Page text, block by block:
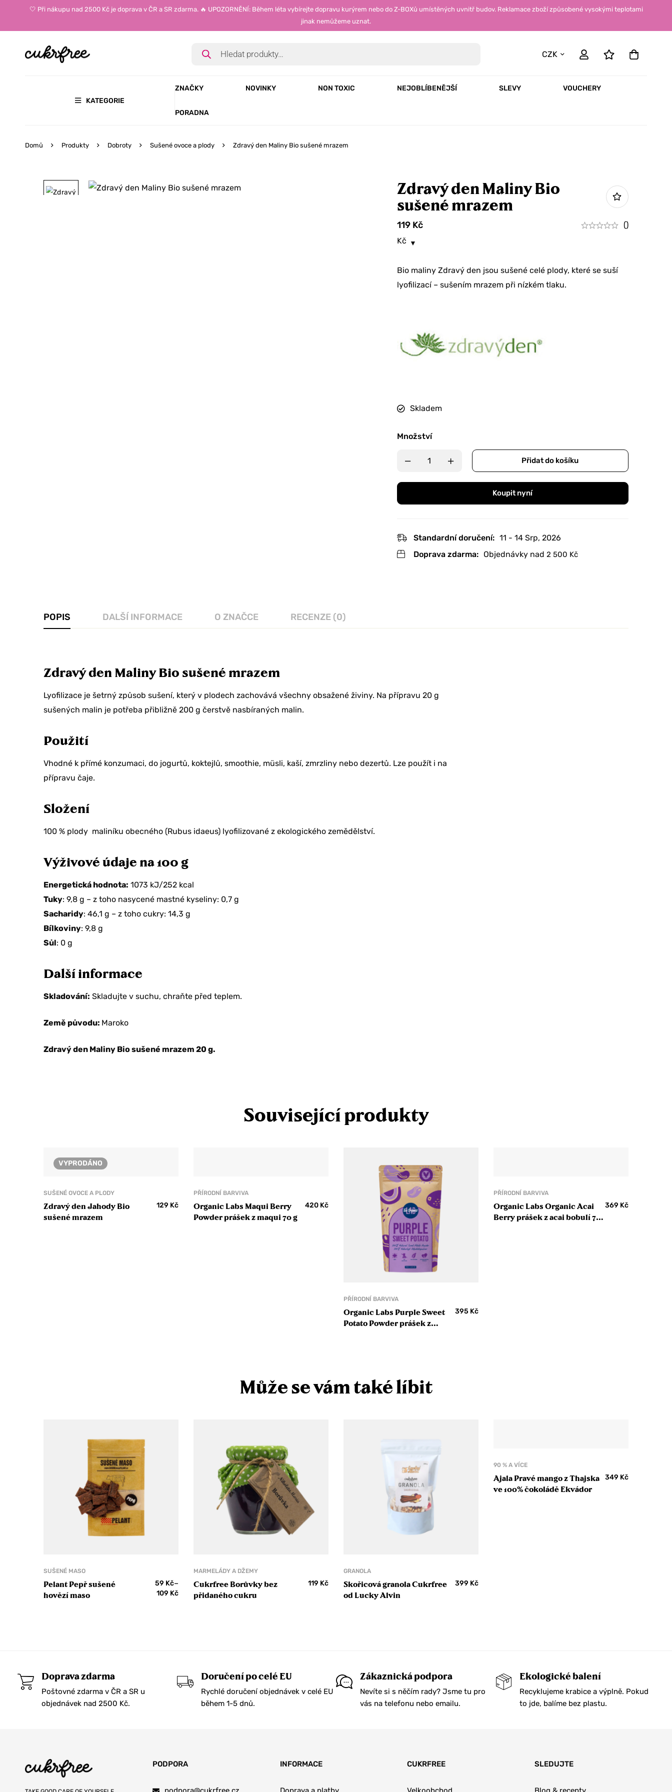
🤍 Při nákupu nad 2500 Kč je doprava v ČR a SR zdarma. 🔥 UPOZORNĚNÍ: Během léta vybírejte dopravu kurýrem nebo do Z-BOXů umístěných uvnitř budov. Reklamace zboží způsobené vysokými teplotami
jinak nemůžeme uznat.
CZK
KATEGORIE
ZNAČKY NOVINKY NON TOXIC NEJOBLÍBENĚJŠÍ SLEVY VOUCHERY
PORADNA
Domů Produkty Dobroty Sušené ovoce a plody Zdravý den Maliny Bio sušené mrazem
Zdravý den Maliny Bio
sušené mrazem
119 Kč
()
Kč
Bio maliny Zdravý den jsou sušené celé plody, které se suší
lyofilizací – sušením mrazem při nízkém tlaku.
Skladem
Množství
Přidat do košíku
Koupit nyní
Standardní doručení: 11 - 14 Srp, 2026
Doprava zdarma: Objednávky nad 2 500 Kč
POPIS DALŠÍ INFORMACE O ZNAČCE RECENZE (0)
Zdravý den Maliny Bio sušené mrazem
Lyofilizace je šetrný způsob sušení, který v plodech zachovává všechny obsažené živiny. Na přípravu 20 g
sušených malin je potřeba přibližně 200 g čerstvě nasbíraných malin.
Použití
Vhodné k přímé konzumaci, do jogurtů, koktejlů, smoothie, müsli, kaší, zmrzliny nebo dezertů. Lze použít i na
přípravu čaje.
Složení
100 % plody maliníku obecného (Rubus idaeus) lyofilizované z ekologického zemědělství.
Výživové údaje na 100 g
Energetická hodnota: 1073 kJ/252 kcal
Tuky: 9,8 g – z toho nasycené mastné kyseliny: 0,7 g
Sacharidy: 46,1 g – z toho cukry: 14,3 g
Bílkoviny: 9,8 g
Sůl: 0 g
Další informace
Skladování: Skladujte v suchu, chraňte před teplem.
Země původu: Maroko
Zdravý den Maliny Bio sušené mrazem 20 g.
Související produkty
VYPRODÁNO
SUŠENÉ OVOCE A PLODY
Zdravý den Jahody Bio
sušené mrazem
129 Kč
PŘÍRODNÍ BARVIVA
Organic Labs Maqui Berry
Powder prášek z maqui 70 g
420 Kč
PŘÍRODNÍ BARVIVA
Organic Labs Purple Sweet
Potato Powder prášek z
395 Kč
PŘÍRODNÍ BARVIVA
Organic Labs Organic Acai
Berry prášek z acai bobulí 70
369 Kč
Může se vám také líbit
SUŠENÉ MASO
Pelant Pepř sušené
hovězí maso
59 Kč–
109 Kč
MARMELÁDY A DŽEMY
Cukrfree Borůvky bez
přidaného cukru
119 Kč
GRANOLA
Skořicová granola Cukrfree
od Lucky Alvin
399 Kč
90 % A VÍCE
Ajala Pravé mango z Thajska
ve 100% čokoládě Ekvádor
349 Kč
Doprava zdarma
Poštovné zdarma v ČR a SR u
objednávek nad 2500 Kč.
Doručení po celé EU
Rychlé doručení objednávek v celé EU
během 1-5 dnů.
Zákaznická podpora
Nevíte si s něčím rady? Jsme tu pro
vás na telefonu nebo emailu.
Ekologické balení
Recyklujeme krabice a výplně. Pokud
to jde, balíme bez plastu.
PODPORA INFORMACE CUKRFREE SLEDUJTE
ANO, BERU SLEVU